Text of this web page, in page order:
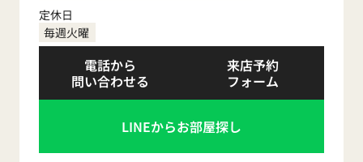
定休日
毎週火曜
電話から
問い合わせる
来店予約
フォーム
LINEからお部屋探し